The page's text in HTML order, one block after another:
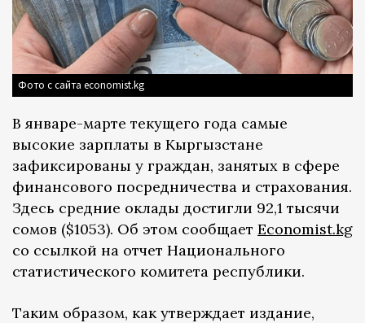
Фото с сайта economist.kg
В январе-марте текущего года самые
высокие зарплаты в Кыргызстане
зафиксированы у граждан, занятых в сфере
финансового посредничества и страхования.
Здесь средние оклады достигли 92,1 тысячи
сомов ($1053). Об этом сообщает Economist.kg
со ссылкой на отчет Национального
статистического комитета республики.
Таким образом, как утверждает издание,